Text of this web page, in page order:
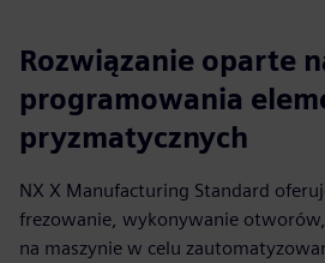
Rozwiązanie oparte
programowania
pryzmatycznych
NX X Manufacturing Standard
frezowanie, wykonywanie
na maszynie w celu